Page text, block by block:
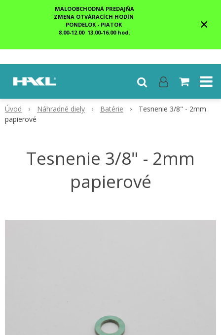
MALOOBCHODNÁ PREDAJŇA
ZMENA OTVÁRACÍCH HODÍN
PONDELOK - PIATOK
8.00-12.00 13.00-16.00 hod.
×
Úvod Náhradné diely Batérie
Tesnenie 3/8" - 2mm
papierové
Tesnenie 3/8" - 2mm
papierové